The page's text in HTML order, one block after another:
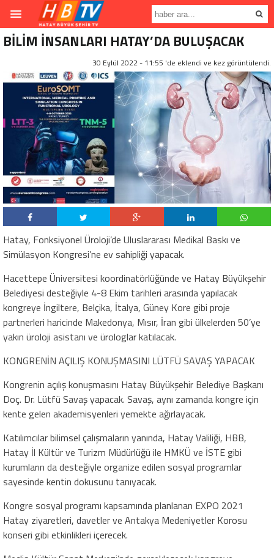
BİLİM İNSANLARI HATAY’DA BULUŞACAK
30 Eylül 2022 - 11:55 'de eklendi ve kez görüntülendi.
Hatay, Fonksiyonel Üroloji’de Uluslararası Medikal Baskı ve
Simülasyon Kongresi’ne ev sahipliği yapacak.
Hacettepe Üniversitesi koordinatörlüğünde ve Hatay Büyükşehir
Belediyesi desteğiyle 4-8 Ekim tarihleri arasında yapılacak
kongreye İngiltere, Belçika, İtalya, Güney Kore gibi proje
partnerleri haricinde Makedonya, Mısır, İran gibi ülkelerden 50’ye
yakın üroloji asistanı ve ürologlar katılacak.
KONGRENİN AÇILIŞ KONUŞMASINI LÜTFÜ SAVAŞ YAPACAK
Kongrenin açılış konuşmasını Hatay Büyükşehir Belediye Başkanı
Doç. Dr. Lütfü Savaş yapacak. Savaş, aynı zamanda kongre için
kente gelen akademisyenleri yemekte ağırlayacak.
Katılımcılar bilimsel çalışmaların yanında, Hatay Valiliği, HBB,
Hatay İl Kültür ve Turizm Müdürlüğü ile HMKÜ ve İSTE gibi
kurumların da desteğiyle organize edilen sosyal programlar
sayesinde kentin dokusunu tanıyacak.
Kongre sosyal programı kapsamında planlanan EXPO 2021
Hatay ziyaretleri, davetler ve Antakya Medeniyetler Korosu
konseri gibi etkinlikleri içerecek.